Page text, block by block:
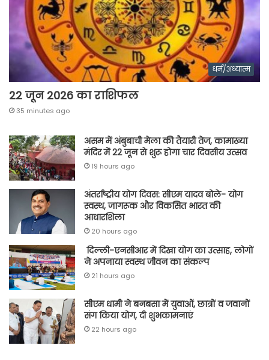
धर्म/अध्यात्म
22 जून 2026 का राशिफल
35 minutes ago
असम में अंबुबाची मेला की तैयारी तेज, कामाख्या
मंदिर में 22 जून से शुरू होगा चार दिवसीय उत्सव
19 hours ago
अंतर्राष्ट्रीय योग दिवस: सीएम यादव बोले- योग
स्वस्थ, जागरूक और विकसित भारत की
आधारशिला
20 hours ago
दिल्ली-एनसीआर में दिखा योग का उत्साह, लोगों
ने अपनाया स्वस्थ जीवन का संकल्प
21 hours ago
सीएम धामी ने बनबसा में युवाओं, छात्रों व जवानों
संग किया योग, दी शुभकामनाएं
22 hours ago